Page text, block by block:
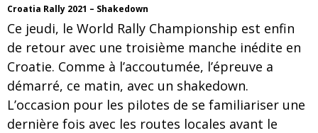
Croatia Rally 2021 – Shakedown
Ce jeudi, le World Rally Championship est enfin
de retour avec une troisième manche inédite en
Croatie. Comme à l’accoutumée, l’épreuve a
démarré, ce matin, avec un shakedown.
L’occasion pour les pilotes de se familiariser une
dernière fois avec les routes locales avant le